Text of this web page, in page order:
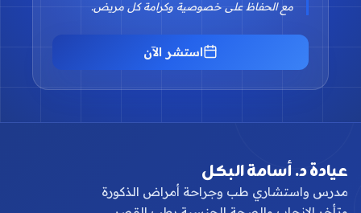
مع الحفاظ على خصوصية وكرامة كل مريض.
استشر الآن
عيادة د. أسامة البكل
مدرس واستشاري طب وجراحة أمراض الذكورة